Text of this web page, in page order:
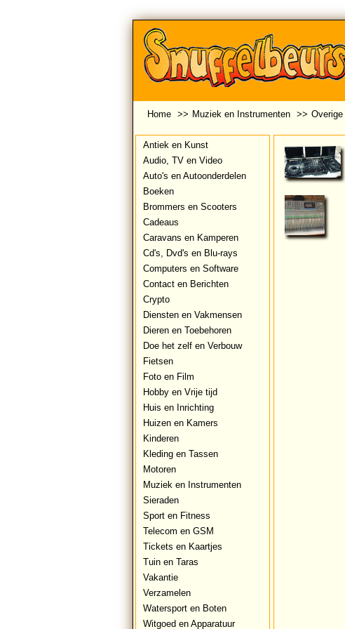
Home >> Muziek en Instrumenten >> Overige
Antiek en Kunst
Audio, TV en Video
Auto's en Autoonderdelen
Boeken
Brommers en Scooters
Cadeaus
Caravans en Kamperen
Cd's, Dvd's en Blu-rays
Computers en Software
Contact en Berichten
Crypto
Diensten en Vakmensen
Dieren en Toebehoren
Doe het zelf en Verbouw
Fietsen
Foto en Film
Hobby en Vrije tijd
Huis en Inrichting
Huizen en Kamers
Kinderen
Kleding en Tassen
Motoren
Muziek en Instrumenten
Sieraden
Sport en Fitness
Telecom en GSM
Tickets en Kaartjes
Tuin en Taras
Vakantie
Verzamelen
Watersport en Boten
Witgoed en Apparatuur